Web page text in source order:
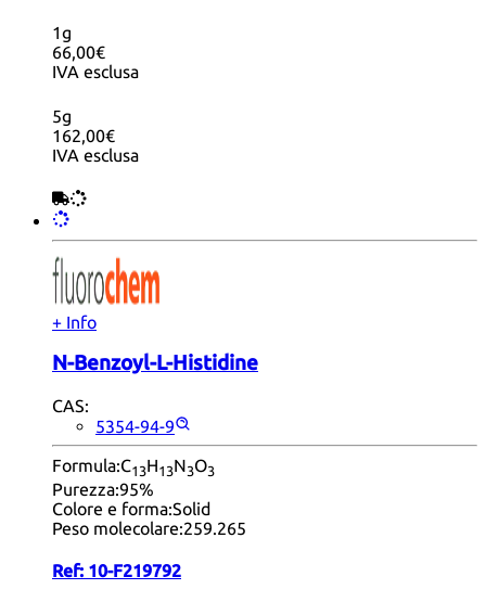
1g
66,00€
IVA esclusa
5g
162,00€
IVA esclusa
+ Info
N-Benzoyl-L-Histidine
CAS:
5354-94-9
Formula:C13H13N3O3
Purezza:95%
Colore e forma:Solid
Peso molecolare:259.265
Ref: 10-F219792